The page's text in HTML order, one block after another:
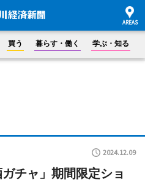
買う 暮らす・働く 学ぶ・知る
2024.12.09
チャ」期間限定ショ